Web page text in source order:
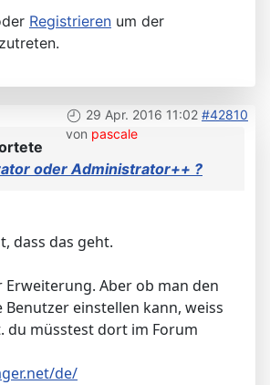
Registrieren um der
29 Apr. 2016 11:02 #42810
von pascale
oder Administrator++ ?
dass das geht.
Erweiterung. Aber ob man den
einstellen kann, weiss
du müsstest dort im Forum
de/